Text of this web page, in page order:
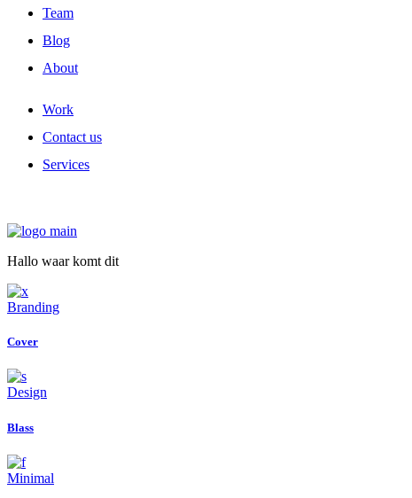
Team
Blog
About
Work
Contact us
Services
Hallo waar komt dit
Branding
Cover
Design
Blass
Minimal